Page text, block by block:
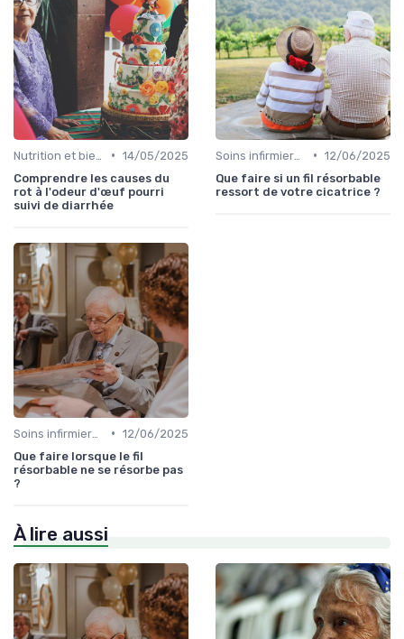
• 14/05/2025
Comprendre les causes du
rot à l'odeur d'œuf pourri
suivi de diarrhée
• 12/06/2025
Que faire si un fil résorbable
ressort de votre cicatrice ?
• 12/06/2025
Que faire lorsque le fil
résorbable ne se résorbe pas
?
À lire aussi